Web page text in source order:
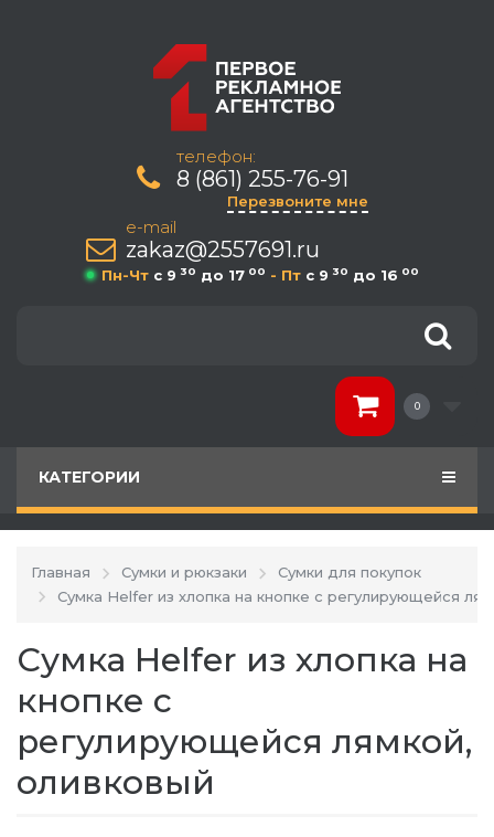
телефон:
8 (861) 255-76-91
Перезвоните мне
e-mail
zakaz@2557691.ru
Пн-Чт c 9 30 до 17 00 - Пт c 9 30 до 16 00
0
КАТЕГОРИИ
Главная Сумки и рюкзаки
Сумки для покупок
Сумка Helfer из хлопка на кнопке с регулирующейся
Сумка Helfer из хлопка на
кнопке с
регулирующейся лямкой,
оливковый